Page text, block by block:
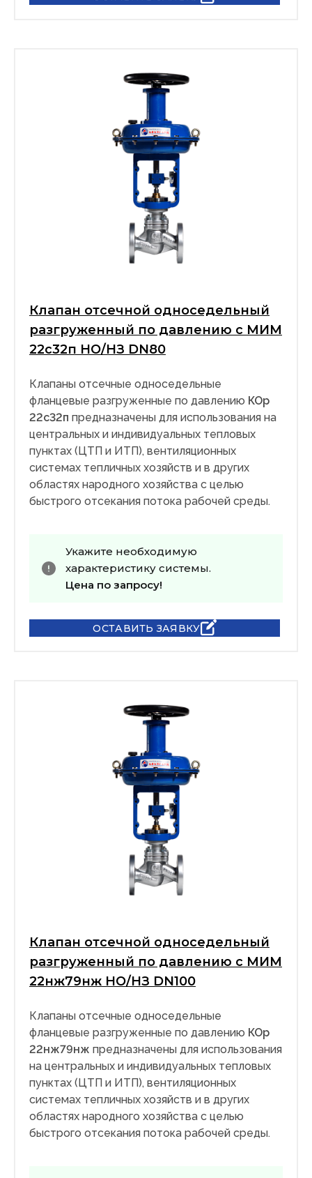
Клапан отсечной односедельный
разгруженный по давлению с МИМ
22с32п НО/НЗ DN80
Клапаны отсечные односедельные
фланцевые разгруженные по давлению КОр
22с32п предназначены для использования на
центральных и индивидуальных тепловых
пунктах (ЦТП и ИТП), вентиляционных
системах тепличных хозяйств и в других
областях народного хозяйства с целью
быстрого отсекания потока рабочей среды.
Укажите необходимую
характеристику системы.
Цена по запросу!
ОСТАВИТЬ ЗАЯВКУ
Клапан отсечной односедельный
разгруженный по давлению с МИМ
22нж79нж НО/НЗ DN100
Клапаны отсечные односедельные
фланцевые разгруженные по давлению КОр
22нж79нж предназначены для использования
на центральных и индивидуальных тепловых
пунктах (ЦТП и ИТП), вентиляционных
системах тепличных хозяйств и в других
областях народного хозяйства с целью
быстрого отсекания потока рабочей среды.